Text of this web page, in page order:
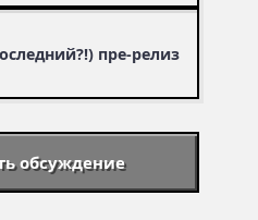
пре-релиз
обсуждение